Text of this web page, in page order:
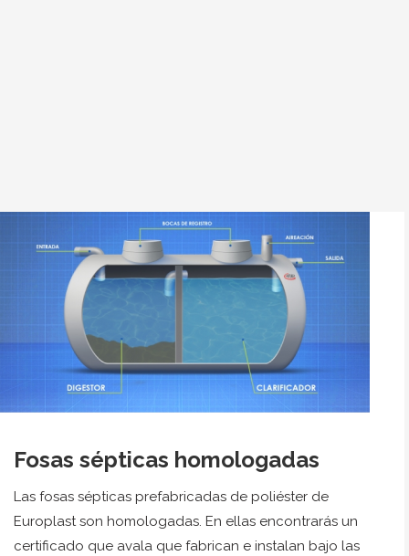
Fosas sépticas homologadas
Las fosas sépticas prefabricadas de poliéster de
Europlast son homologadas. En ellas encontrarás un
certificado que avala que fabrican e instalan bajo las